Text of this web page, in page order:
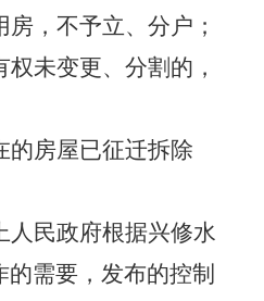
房，不予立、分户；
权未变更、分割的，
的房屋已征迁拆除
人民政府根据兴修水
需要，发布的控制